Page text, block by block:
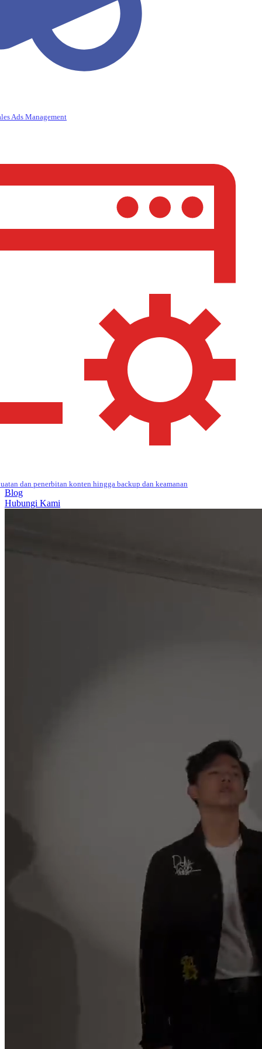
Ads Management
dan penerbitan konten hingga backup dan keamanan
Blog
Hubungi Kami